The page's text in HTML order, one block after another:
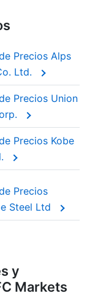
Precios Alps
Ltd.
Precios Union
Precios Kobe
Precios
Steel Ltd
y
Markets